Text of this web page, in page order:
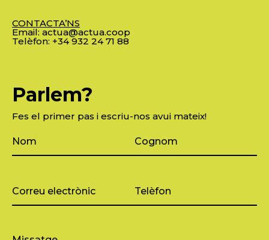
CONTACTA’NS
Email: actua@actua.coop
Telèfon: +34 932 24 71 88
Parlem?
Fes el primer pas i escriu-nos avui mateix!